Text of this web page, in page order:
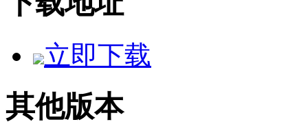
立即下载
其他版本